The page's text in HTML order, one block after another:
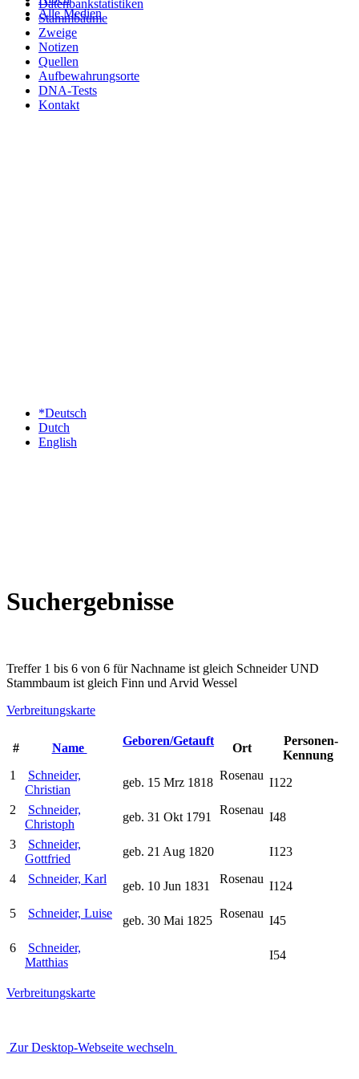
Alle Medien
Datenbankstatistiken
Stammbäume
Zweige
Notizen
Quellen
Aufbewahrungsorte
DNA-Tests
Kontakt
*Deutsch
Dutch
English
Suchergebnisse
Treffer 1 bis 6 von 6 für Nachname ist gleich Schneider UND
Stammbaum ist gleich Finn und Arvid Wessel
Verbreitungskarte
# Name
Geboren/Getauft
Ort
Personen-
Kennung
1
Schneider,
Christian
geb. 15 Mrz 1818
Rosenau
I122
2
Schneider,
Christoph
geb. 31 Okt 1791
Rosenau
I48
3
Schneider,
Gottfried
geb. 21 Aug 1820
I123
4
Schneider, Karl
geb. 10 Jun 1831
Rosenau
I124
5
Schneider, Luise
geb. 30 Mai 1825
Rosenau
I45
6
Schneider,
Matthias
I54
Verbreitungskarte
Zur Desktop-Webseite wechseln